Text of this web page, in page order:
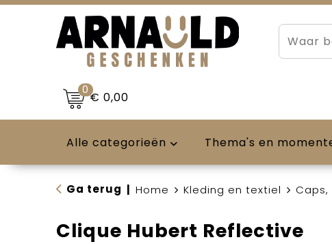
0€ 0,00
Alle categorieën Thema's en
Ga terug Home Kleding en textiel Caps,
Clique Hubert Reflective